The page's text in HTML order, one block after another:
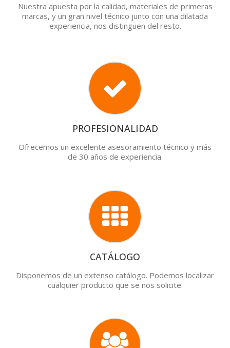
Nuestra apuesta por la calidad, materiales de primeras
marcas, y un gran nivel técnico junto con una dilatada
experiencia, nos distinguen del resto.
PROFESIONALIDAD
Ofrecemos un excelente asesoramiento técnico y más
de 30 años de experiencia.
CATÁLOGO
Disponemos de un extenso catálogo. Podemos localizar
cualquier producto que se nos solicite.